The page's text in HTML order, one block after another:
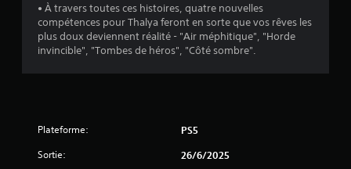
• À travers toutes ces histoires, quatre nouvelles
compétences pour Thalya feront en sorte que vos rêves les
plus doux deviennent réalité - "Air méphitique", "Horde
invincible", "Tombes de héros", "Côté sombre".
Plateforme: PS5
Sortie: 26/6/2025